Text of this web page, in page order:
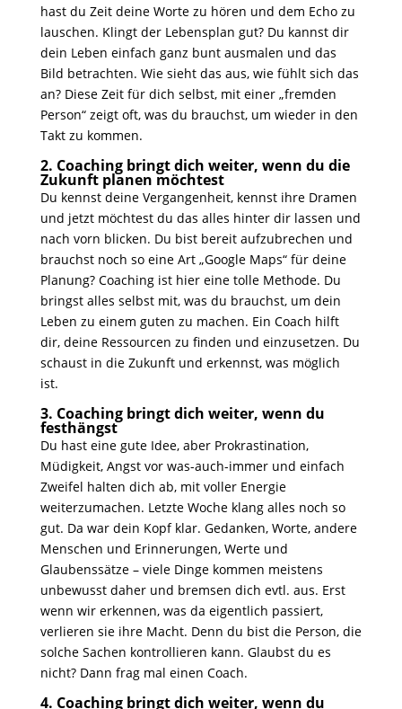
hast du Zeit deine Worte zu hören und dem Echo zu
lauschen. Klingt der Lebensplan gut? Du kannst dir
dein Leben einfach ganz bunt ausmalen und das
Bild betrachten. Wie sieht das aus, wie fühlt sich das
an? Diese Zeit für dich selbst, mit einer „fremden
Person“ zeigt oft, was du brauchst, um wieder in den
Takt zu kommen.
2. Coaching bringt dich weiter, wenn du die
Zukunft planen möchtest
Du kennst deine Vergangenheit, kennst ihre Dramen
und jetzt möchtest du das alles hinter dir lassen und
nach vorn blicken. Du bist bereit aufzubrechen und
brauchst noch so eine Art „Google Maps“ für deine
Planung? Coaching ist hier eine tolle Methode. Du
bringst alles selbst mit, was du brauchst, um dein
Leben zu einem guten zu machen. Ein Coach hilft
dir, deine Ressourcen zu finden und einzusetzen. Du
schaust in die Zukunft und erkennst, was möglich
ist.
3. Coaching bringt dich weiter, wenn du
festhängst
Du hast eine gute Idee, aber Prokrastination,
Müdigkeit, Angst vor was-auch-immer und einfach
Zweifel halten dich ab, mit voller Energie
weiterzumachen. Letzte Woche klang alles noch so
gut. Da war dein Kopf klar. Gedanken, Worte, andere
Menschen und Erinnerungen, Werte und
Glaubenssätze – viele Dinge kommen meistens
unbewusst daher und bremsen dich evtl. aus. Erst
wenn wir erkennen, was da eigentlich passiert,
verlieren sie ihre Macht. Denn du bist die Person, die
solche Sachen kontrollieren kann. Glaubst du es
nicht? Dann frag mal einen Coach.
4. Coaching bringt dich weiter, wenn du